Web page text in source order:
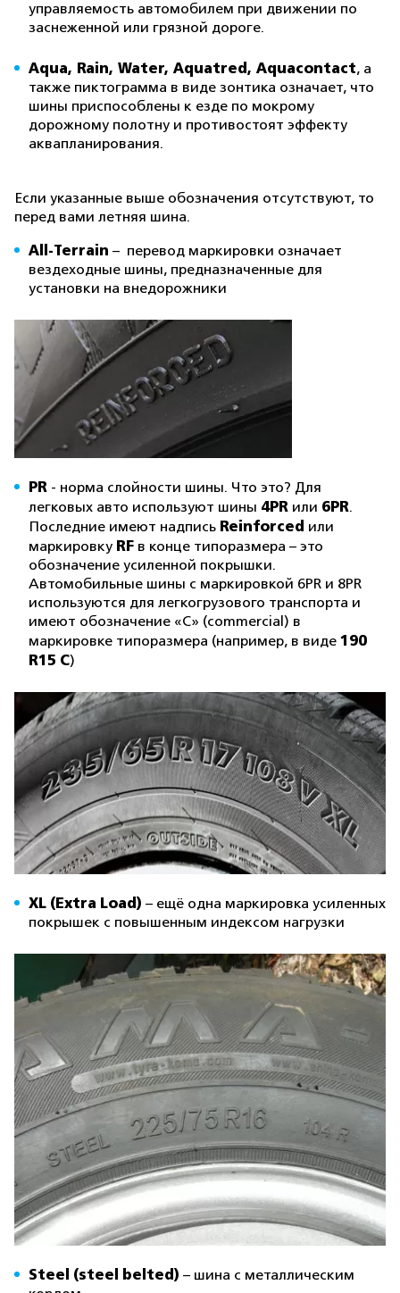
управляемость автомобилем при движении по
заснеженной или грязной дороге.
Aqua, Rain, Water, Aquatred, Aquacontact, а
также пиктограмма в виде зонтика означает, что
шины приспособлены к езде по мокрому
дорожному полотну и противостоят эффекту
аквапланирования.
Если указанные выше обозначения отсутствуют, то
перед вами летняя шина.
All-Terrain – перевод маркировки означает
вездеходные шины, предназначенные для
установки на внедорожники
PR - норма слойности шины. Что это? Для
легковых авто используют шины 4PR или 6PR.
Последние имеют надпись Reinforced или
маркировку RF в конце типоразмера – это
обозначение усиленной покрышки.
Автомобильные шины с маркировкой 6PR и 8PR
используются для легкогрузового транспорта и
имеют обозначение «С» (commercial) в
маркировке типоразмера (например, в виде 190
R15 C)
XL (Extra Load) – ещё одна маркировка усиленных
покрышек c повышенным индексом нагрузки
Steel (steel belted) – шина с металлическим